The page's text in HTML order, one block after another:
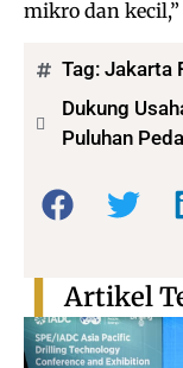
mikro dan
Tag: Jakarta
Dukung
Puluhan
Bagikan:
Artikel